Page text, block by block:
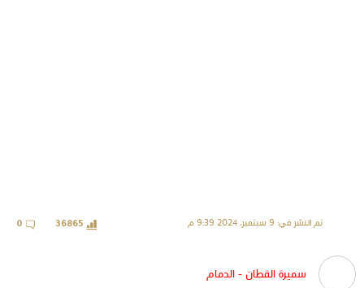
تم النشر في: 9 سبتمبر، 2024 9:39 م 36865
0
سميرة القطان - الدمام